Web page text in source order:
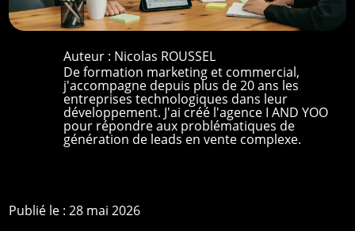
Auteur : Nicolas ROUSSEL
De formation marketing et commercial,
j'accompagne depuis plus de 20 ans les
entreprises technologiques dans leur
développement. J'ai créé l'agence I AND YOO
pour répondre aux problématiques de
génération de leads en vente complexe.
Publié le : 28 mai 2026